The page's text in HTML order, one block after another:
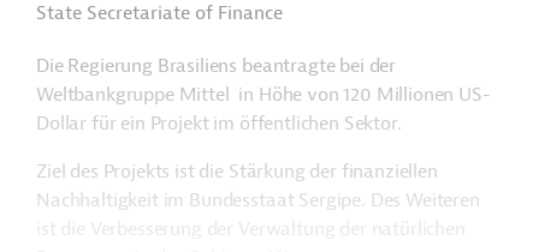
State Secretariate of Finance
Die Regierung Brasiliens beantragte bei der
Weltbankgruppe Mittel in Höhe von 120 Millionen US-
Dollar für ein Projekt im öffentlichen Sektor.
Ziel des Projekts ist die Stärkung der finanziellen
Nachhaltigkeit im Bundesstaat Sergipe. Des Weiteren
ist die Verbesserung der Verwaltung der natürlichen